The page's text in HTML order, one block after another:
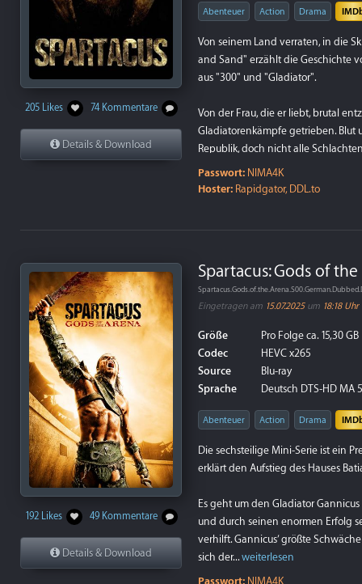
205 Likes 74 Kommentare
Details & Download
Abenteuer Action Drama
Von seinem Land verraten, in die
and Sand" erzählt die Geschichte
aus "300" und "Gladiator".
Von der Frau, die er liebt, brutal
Gladiatorenkämpfe getrieben. Blut
Republik, doch nicht alle
Passwort: NIMA4K
Hoster: Rapidgator, DDL.to
192 Likes 49 Kommentare
Details & Download
Spartacus: Gods of
Eingetragen am 15.07.2025um 18:18 Uhr
Größe
Pro Folge ca. 15,30 GB
Codec
HEVC x265
Source
Blu-ray
Sprache
Deutsch DTS-HD MA
Abenteuer Action Drama
Die sechsteilige Mini-Serie ist ein
erklärt den Aufstieg des Hauses
Es geht um den Gladiator
und durch seinen enormen Erfolg
verhilft. Gannicus’ größte
sich der... weiterlesen
Passwort: NIMA4K